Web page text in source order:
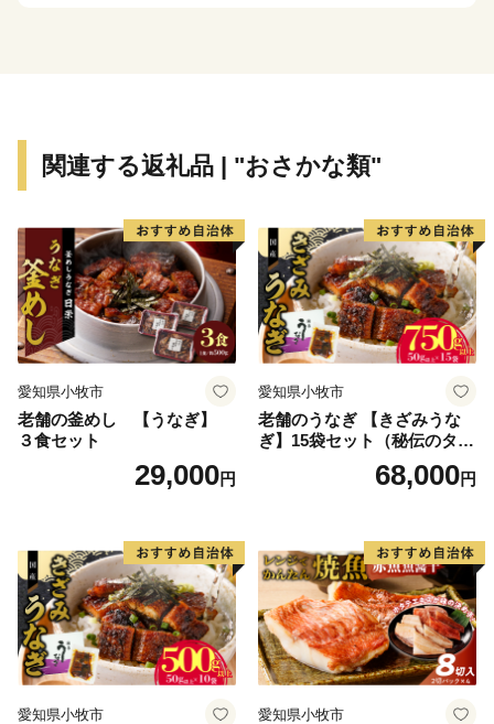
関連する返礼品 | "おさかな類"
愛知県小牧市
老舗の釜めし 【うなぎ】
３食セット
29,000円
愛知県小牧市
老舗のうなぎ 【きざみうな
ぎ】15袋セット（秘伝のタレ
68,000円
愛知県小牧市 愛知県小牧市